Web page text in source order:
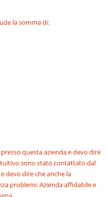
la somma di:
questa azienda e devo dire
sono stato contattato dal
devo dire che anche la
problemi. Azienda affidabile e